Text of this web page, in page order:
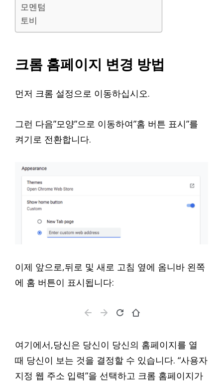
모멘텀
토비
크롬 홈페이지 변경 방법
먼저 크롬 설정으로 이동하십시오.
그런 다음”모양”으로 이동하여”홈 버튼 표시”를
켜기로 전환합니다.
이제 앞으로,뒤로 및 새로 고침 옆에 옴니바 왼쪽
에 홈 버튼이 표시됩니다:
여기에서,당신은 당신이 당신의 홈페이지를 열
때 당신이 보는 것을 결정할 수 있습니다. “사용자
지정 웹 주소 입력”을 선택하고 크롬 홈페이지가